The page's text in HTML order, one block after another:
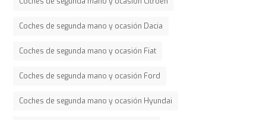
Coches de segunda mano y ocasión Dacia
Coches de segunda mano y ocasión Fiat
Coches de segunda mano y ocasión Ford
Coches de segunda mano y ocasión Hyundai